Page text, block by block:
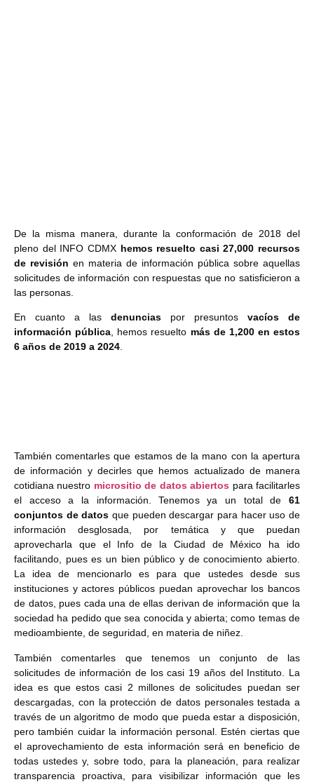
De la misma manera, durante la conformación de 2018 del
pleno del INFO CDMX hemos resuelto casi 27,000 recursos
de revisión en materia de información pública sobre aquellas
solicitudes de información con respuestas que no satisficieron a
las personas.
En cuanto a las denuncias por presuntos vacíos de
información pública, hemos resuelto más de 1,200 en estos
6 años de 2019 a 2024.
También comentarles que estamos de la mano con la apertura
de información y decirles que hemos actualizado de manera
cotidiana nuestro micrositio de datos abiertos para facilitarles
el acceso a la información. Tenemos ya un total de 61
conjuntos de datos que pueden descargar para hacer uso de
información desglosada, por temática y que puedan
aprovecharla que el Info de la Ciudad de México ha ido
facilitando, pues es un bien público y de conocimiento abierto.
La idea de mencionarlo es para que ustedes desde sus
instituciones y actores públicos puedan aprovechar los bancos
de datos, pues cada una de ellas derivan de información que la
sociedad ha pedido que sea conocida y abierta; como temas de
medioambiente, de seguridad, en materia de niñez.
También comentarles que tenemos un conjunto de las
solicitudes de información de los casi 19 años del Instituto. La
idea es que estos casi 2 millones de solicitudes puedan ser
descargadas, con la protección de datos personales testada a
través de un algoritmo de modo que pueda estar a disposición,
pero también cuidar la información personal. Estén ciertas que
el aprovechamiento de esta información será en beneficio de
todas ustedes y, sobre todo, para la planeación, para realizar
transparencia proactiva, para visibilizar información que les